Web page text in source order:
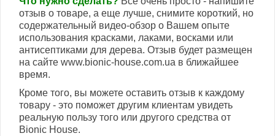
отзыв о товаре, а еще лучше, снимите короткий, но
содержательный видео-обзор о Вашем опыте
использования красками, лаками, восками или
антисептиками для дерева. Отзыв будет размещен
на сайте www.bionic-house.com.ua в ближайшее
время.
Кроме того, вы можете оставить отзыв к каждому
товару - это поможет другим клиентам увидеть
реальную пользу того или другого средства от
Bionic House.